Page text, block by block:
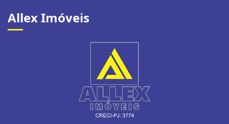
Allex Imóveis